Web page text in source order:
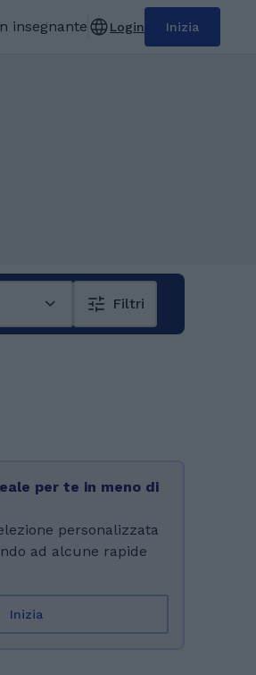
insegnante Login Inizia
Filtri
per te in meno di
personalizzata
ad alcune rapide
Inizia